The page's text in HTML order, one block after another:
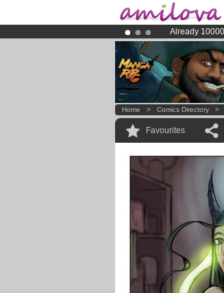
Already
Amilova
Premium
Home > Comics Directory >
Favourites